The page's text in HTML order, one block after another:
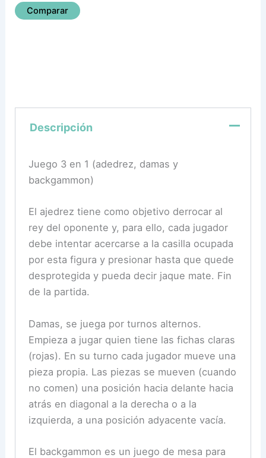
Comparar
Descripción
Juego 3 en 1 (adedrez, damas y
backgammon)
El ajedrez tiene como objetivo derrocar al
rey del oponente y, para ello, cada jugador
debe intentar acercarse a la casilla ocupada
por esta figura y presionar hasta que quede
desprotegida y pueda decir jaque mate. Fin
de la partida.
Damas, se juega por turnos alternos.
Empieza a jugar quien tiene las fichas claras
(rojas). En su turno cada jugador mueve una
pieza propia. Las piezas se mueven (cuando
no comen) una posición hacia delante hacia
atrás en diagonal a la derecha o a la
izquierda, a una posición adyacente vacía.
El backgammon es un juego de mesa para